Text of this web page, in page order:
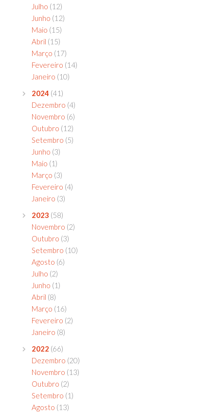
Julho (12)
Junho (12)
Maio (15)
Abril (15)
Março (17)
Fevereiro (14)
Janeiro (10)
2024 (41)
Dezembro (4)
Novembro (6)
Outubro (12)
Setembro (5)
Junho (3)
Maio (1)
Março (3)
Fevereiro (4)
Janeiro (3)
2023 (58)
Novembro (2)
Outubro (3)
Setembro (10)
Agosto (6)
Julho (2)
Junho (1)
Abril (8)
Março (16)
Fevereiro (2)
Janeiro (8)
2022 (66)
Dezembro (20)
Novembro (13)
Outubro (2)
Setembro (1)
Agosto (13)